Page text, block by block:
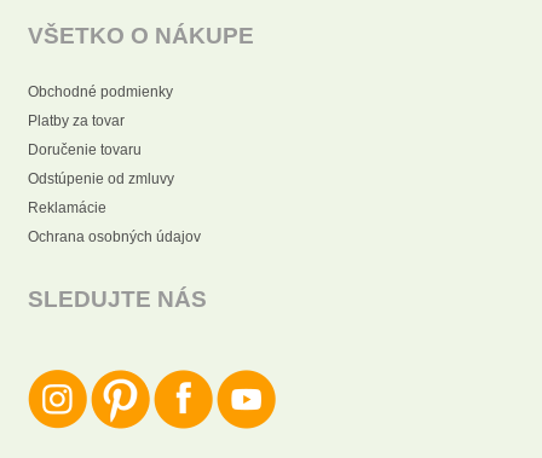
VŠETKO O NÁKUPE
Obchodné podmienky
Platby za tovar
Doručenie tovaru
Odstúpenie od zmluvy
Reklamácie
Ochrana osobných údajov
SLEDUJTE NÁS